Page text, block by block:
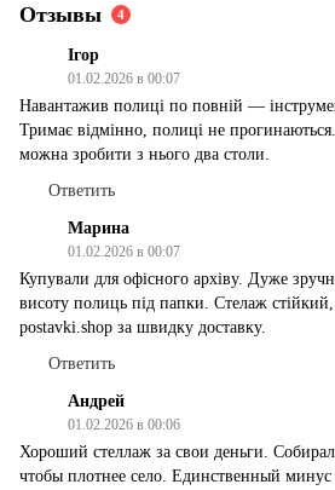
Отзывы 4
Ігор
01.02.2026 в 00:07
Навантажив полиці по повній —
Тримає відмінно, полиці не
можна зробити з нього два столи.
Ответить
Марина
01.02.2026 в 00:07
Купували для офісного архіву. Дуже
висоту полиць під папки. Стелаж
postavki.shop за швидку доставку.
Ответить
Андрей
01.02.2026 в 00:06
Хороший стеллаж за свои деньги.
чтобы плотнее село. Единственный